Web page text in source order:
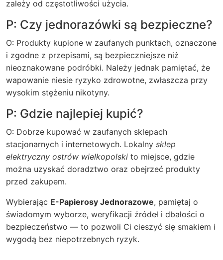
zależy od częstotliwości użycia.
P: Czy jednorazówki są bezpieczne?
O: Produkty kupione w zaufanych punktach, oznaczone
i zgodne z przepisami, są bezpieczniejsze niż
nieoznakowane podróbki. Należy jednak pamiętać, że
wapowanie niesie ryzyko zdrowotne, zwłaszcza przy
wysokim stężeniu nikotyny.
P: Gdzie najlepiej kupić?
O: Dobrze kupować w zaufanych sklepach
stacjonarnych i internetowych. Lokalny sklep
elektryczny ostrów wielkopolski to miejsce, gdzie
można uzyskać doradztwo oraz obejrzeć produkty
przed zakupem.
Wybierając E-Papierosy Jednorazowe, pamiętaj o
świadomym wyborze, weryfikacji źródeł i dbałości o
bezpieczeństwo — to pozwoli Ci cieszyć się smakiem i
wygodą bez niepotrzebnych ryzyk.